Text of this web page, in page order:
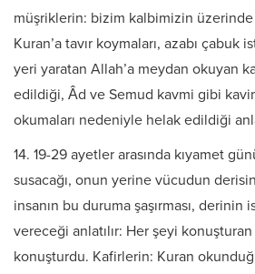
müşriklerin: bizim kalbimizin
Kuran’a tavır koymaları, azabı çabuk
yeri yaratan Allah’a meydan okuyan
edildiği, Âd ve Semud kavmi gibi
okumaları nedeniyle helak edildiği
14. 19-29 ayetler arasında kıyamet
susacağı, onun yerine vücudun
insanın bu duruma şaşırması, derinin
vereceği anlatılır: Her şeyi
konuşturdu. Kafirlerin: Kuran